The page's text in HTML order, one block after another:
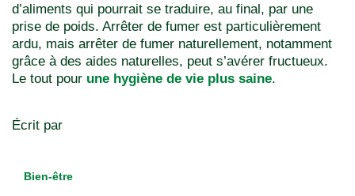
d’aliments qui pourrait se traduire, au final, par une
prise de poids. Arrêter de fumer est particulièrement
ardu, mais arrêter de fumer naturellement, notamment
grâce à des aides naturelles, peut s’avérer fructueux.
Le tout pour une hygiène de vie plus saine.
Écrit par
Bien-être